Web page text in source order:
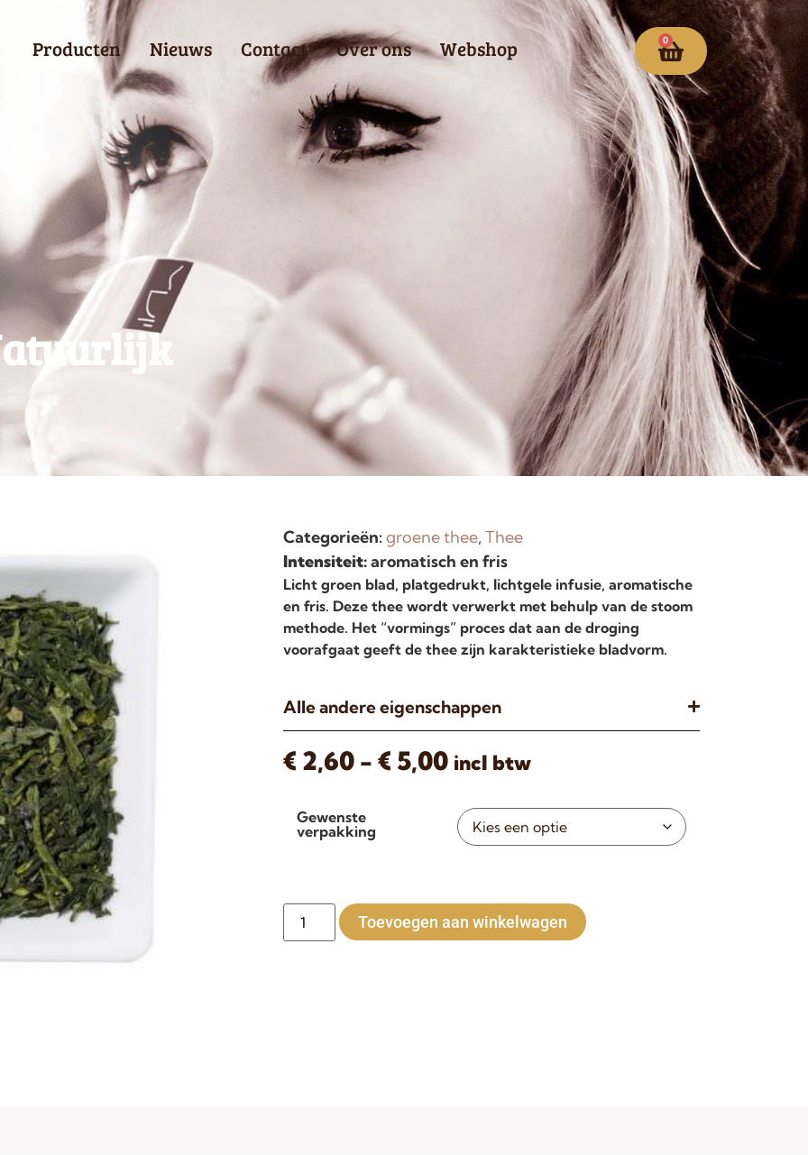
Producten Nieuws Contact Over ons Webshop 0
Categorieën:groene thee, Thee
Intensiteit:aromatisch en fris
Licht groen blad, platgedrukt, lichtgele infusie, aromatische
en fris. Deze thee wordt verwerkt met behulp van de stoom
methode. Het “vormings” proces dat aan de droging
voorafgaat geeft de thee zijn karakteristieke bladvorm.
Alle andere eigenschappen
€ 2,60 - € 5,00 incl btw
Gewenste
verpakking
Toevoegen aan winkelwagen